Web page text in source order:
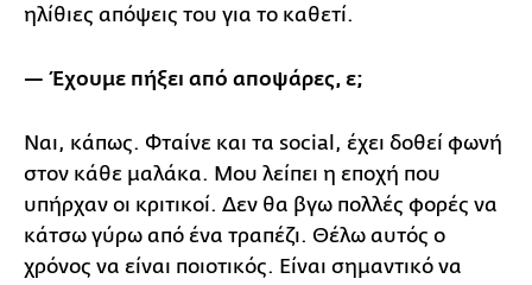
ηλίθιες απόψεις του για το καθετί.
— Έχουμε πήξει από αποψάρες, ε;
Ναι, κάπως. Φταίνε και τα social, έχει δοθεί φωνή
στον κάθε μαλάκα. Μου λείπει η εποχή που
υπήρχαν οι κριτικοί. Δεν θα βγω πολλές φορές να
κάτσω γύρω από ένα τραπέζι. Θέλω αυτός ο
χρόνος να είναι ποιοτικός. Είναι σημαντικό να